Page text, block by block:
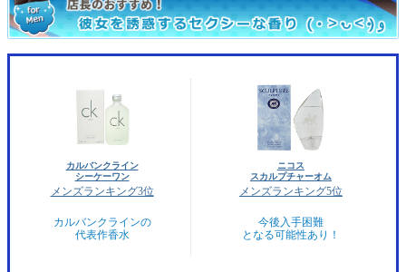
カルバンクライン
シーケーワン
メンズランキング3位
カルバンクラインの
代表作香水
ニコス
スカルプチャーオム
メンズランキング5位
今後入手困難
となる可能性あり！